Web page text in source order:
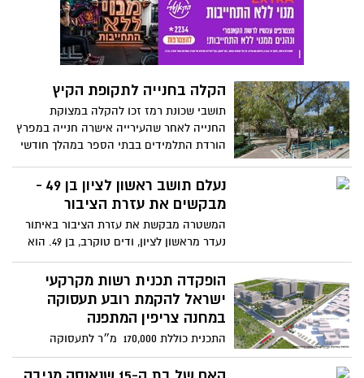
הכי קטן גאוגרפית במפת האויב. החל מצפון
נתניה ועד לדרום אשדוד, מדובר בקטע של
כ-70 ק"מ. יש מקומות שהרוחב, עד הגדה, זה
14 עד 20 ק"מ. ויש לנו את המפה הזאת בחדר
בחיילים. במקום לבזבז את הטילים על הצפון
אנחנו נלך לאזור הזה". אך הוא מוסיף -"בגלל
משוואת ההרתעה אני לא רואה מלחמה בין
ישראל ללבנון באופק".
הקלה בחנייה לתקופת הקיץ
תושבי שכונת רמז זכו להקלה במצוקת
החנייה לאחר שהעירייה אישרה חנייה במפרץ
הורדת התלמידים בבתי הספר במהלך חודשי
תלמידים סמוך לבתי הספר, נותרים ללא
שימוש במהלך חופשת הקיץ, לכן הוחלט
לכסות את התמרורים במפרצים אלו בשכונת
רמז ולאפשר לתושבים לחנות בהם בתקופה
זו.
נעלם תושב ראשון לציון בן 49 -
מבקשים את עזרת הציבור
המשטרה מבקשת את עזרת הציבור באיתור
נעדר מראשון לציון, ודים טוקרב, בן 49. הוא
נראה בפעם האחרונה אתמול בשעות
הצהריים, ברחוב רוטשילד בראשון לציון ומאז
נעלמו עקבותיו.
הופקדה תכנית רשות מקרקעי
ישראל להקמת רובע תעסוקה
במחנה צריפין המתפנה
התכנית כוללת 170,000 מ״ר לתעסוקה
ולמסחר, 300 יחידות דיור מיוחד ו- 56,000
מ״ר למבנים ומוסדות ציבור